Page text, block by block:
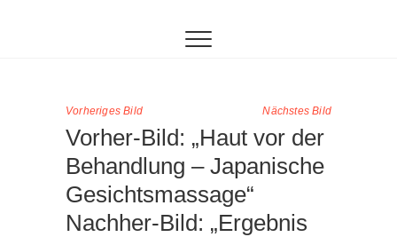
Vorheriges Bild Nächstes Bild
Vorher-Bild: „Haut vor der
Behandlung – Japanische
Gesichtsmassage“
Nachher-Bild: „Ergebnis